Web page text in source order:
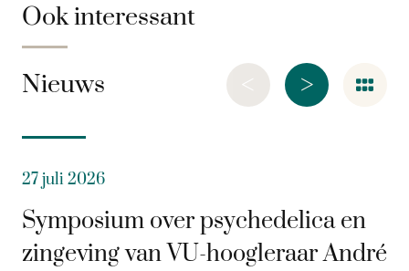
Ook interessant
Nieuws >
<
27 juli 2026
Symposium over psychedelica en
zingeving van VU-hoogleraar André